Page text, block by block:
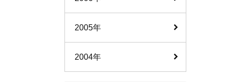
2005年
2004年